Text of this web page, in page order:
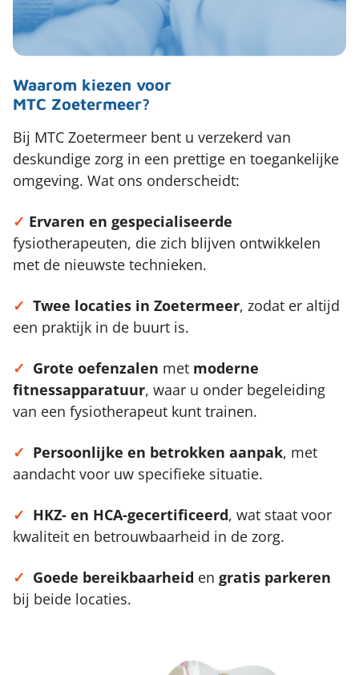
Waarom kiezen voor
MTC Zoetermeer?
Bij MTC Zoetermeer bent u verzekerd van
deskundige zorg in een prettige en toegankelijke
omgeving. Wat ons onderscheidt:
✓ Ervaren en gespecialiseerde
fysiotherapeuten, die zich blijven ontwikkelen
met de nieuwste technieken.
✓ Twee locaties in Zoetermeer, zodat er altijd
een praktijk in de buurt is.
✓ Grote oefenzalen met moderne
fitnessapparatuur, waar u onder begeleiding
van een fysiotherapeut kunt trainen.
✓ Persoonlijke en betrokken aanpak, met
aandacht voor uw specifieke situatie.
✓ HKZ- en HCA-gecertificeerd, wat staat voor
kwaliteit en betrouwbaarheid in de zorg.
✓ Goede bereikbaarheid en gratis parkeren
bij beide locaties.